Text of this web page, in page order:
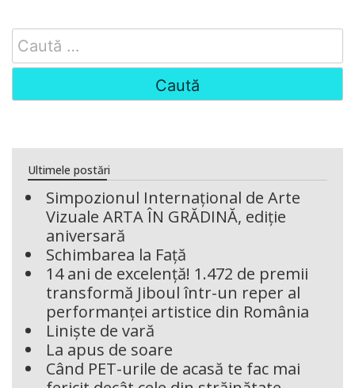
Search
for:
Ultimele postări
Simpozionul Internațional de Arte
Vizuale ARTA ÎN GRĂDINĂ, ediție
aniversară
Schimbarea la Față
14 ani de excelență! 1.472 de premii
transformă Jiboul într-un reper al
performanței artistice din România
Liniște de vară
La apus de soare
Când PET-urile de acasă te fac mai